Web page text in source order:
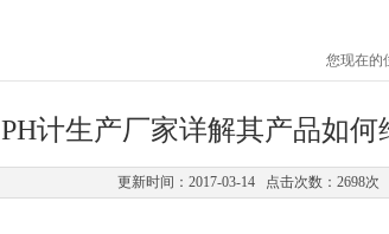
您现在的
PH计生产厂家详解其产品如何
更新时间：2017-03-14 点击次数：2698次